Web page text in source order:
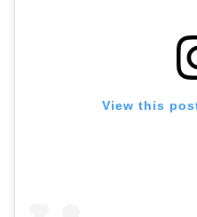
View this